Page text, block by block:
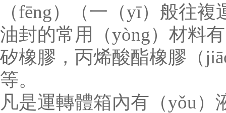
（fēng）（一（yī）般往
油封的常用（yòng）材料
矽橡膠，丙烯酸酯橡膠（
等。
凡是運轉體箱內有（yǒu